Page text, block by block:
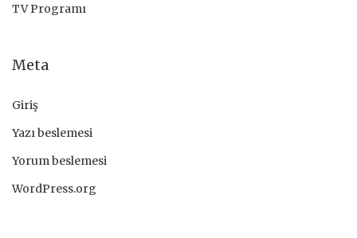
TV Programı
Meta
Giriş
Yazı beslemesi
Yorum beslemesi
WordPress.org